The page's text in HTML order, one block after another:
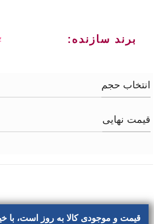
برند سازنده:
انتخاب حجم
قیمت نهایی
قیمت و موجودی کالا به روز است، با